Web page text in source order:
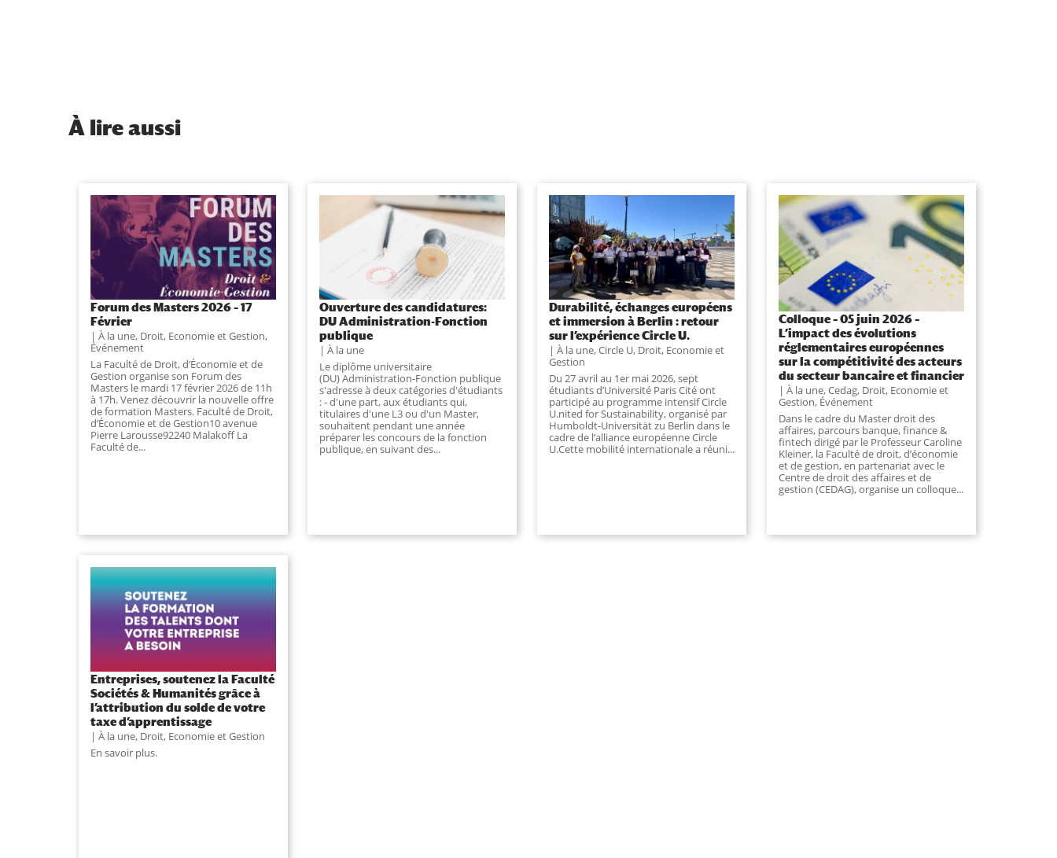
À lire aussi
Forum des Masters 2026 – 17
Février
À la une, Droit, Economie et Gestion,
Événement
La Faculté de Droit, d’Économie et de
Gestion organise son Forum des
Masters le mardi 17 février 2026 de 11h
à 17h. Venez découvrir la nouvelle offre
de formation Masters. Faculté de Droit,
d’Économie et de Gestion10 avenue
Pierre Larousse92240 Malakoff La
Faculté de...
Ouverture des candidatures:
DU Administration-Fonction
publique
À la une
Le diplôme universitaire
(DU) Administration-Fonction publique
s'adresse à deux catégories d'étudiants
: - d'une part, aux étudiants qui,
titulaires d'une L3 ou d'un Master,
souhaitent pendant une année
préparer les concours de la fonction
publique, en suivant des...
Durabilité, échanges européens
et immersion à Berlin : retour
sur l’expérience Circle U.
À la une,Circle U, Droit, Economie et
Gestion
Du 27 avril au 1er mai 2026, sept
étudiants d’Université Paris Cité ont
participé au programme intensif Circle
U.nited for Sustainability, organisé par
Humboldt-Universität zu Berlin dans le
cadre de l’alliance européenne Circle
U.Cette mobilité internationale a réuni...
Colloque – 05 juin 2026 –
L’impact des évolutions
réglementaires européennes
sur la compétitivité des acteurs
du secteur bancaire et financier
À la une,Cedag, Droit, Economie et
Gestion, Événement
Dans le cadre du Master droit des
affaires, parcours banque, finance &
fintech dirigé par le Professeur Caroline
Kleiner, la Faculté de droit, d’économie
et de gestion, en partenariat avec le
Centre de droit des affaires et de
gestion (CEDAG), organise un colloque...
Entreprises, soutenez la Faculté
Sociétés & Humanités grâce à
l’attribution du solde de votre
taxe d’apprentissage
À la une, Droit, Economie et Gestion
En savoir plus.